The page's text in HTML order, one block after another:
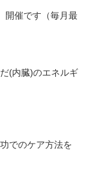
開催です（毎月最
(内臓)のエネルギ
でのケア方法を